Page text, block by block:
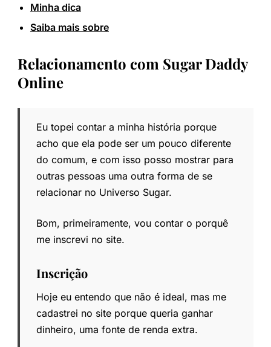
Minha dica
Saiba mais sobre
Relacionamento com Sugar Daddy
Online
Eu topei contar a minha história porque
acho que ela pode ser um pouco diferente
do comum, e com isso posso mostrar para
outras pessoas uma outra forma de se
relacionar no Universo Sugar.
Bom, primeiramente, vou contar o porquê
me inscrevi no site.
Inscrição
Hoje eu entendo que não é ideal, mas me
cadastrei no site porque queria ganhar
dinheiro, uma fonte de renda extra.